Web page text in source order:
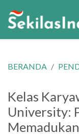
BERANDA
Kelas
University: